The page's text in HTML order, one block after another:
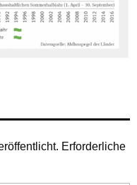
Erforderliche